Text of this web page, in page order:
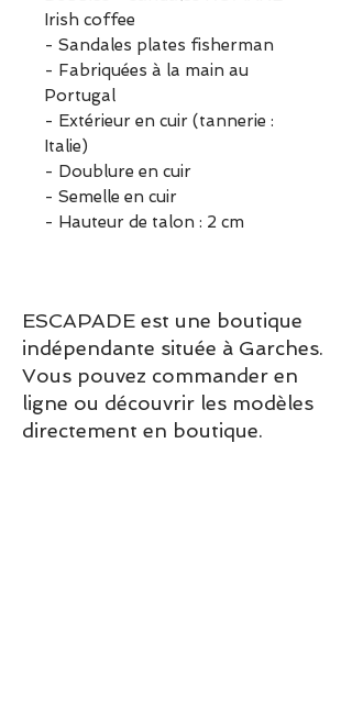
Irish coffee
- Sandales plates fisherman
- Fabriquées à la main au
Portugal
- Extérieur en cuir (tannerie :
Italie)
- Doublure en cuir
- Semelle en cuir
- Hauteur de talon : 2 cm
ESCAPADE est une boutique
indépendante située à Garches.
Vous pouvez commander en
ligne ou découvrir les modèles
directement en boutique.